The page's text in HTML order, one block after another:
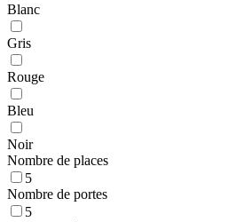
Blanc
Gris
Rouge
Bleu
Noir
Nombre de places
5
Nombre de portes
5